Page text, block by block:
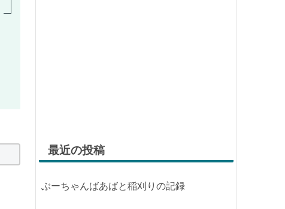
最近の投稿
ぶーちゃんばあばと稲刈りの記録